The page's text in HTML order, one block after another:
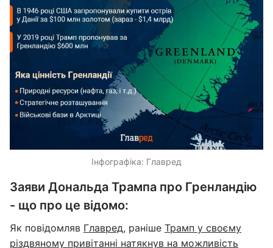
Інфографіка: Главред
Заяви Дональда Трампа про Гренландію
- що про це відомо:
Як повідомляв Главред, раніше Трамп у своєму
різдвяному привітанні натякнув на можливість